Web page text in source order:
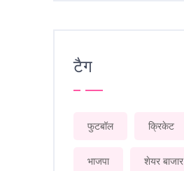
टैग
फुटबॉल क्रिकेट
भाजपा शेयर बाजार